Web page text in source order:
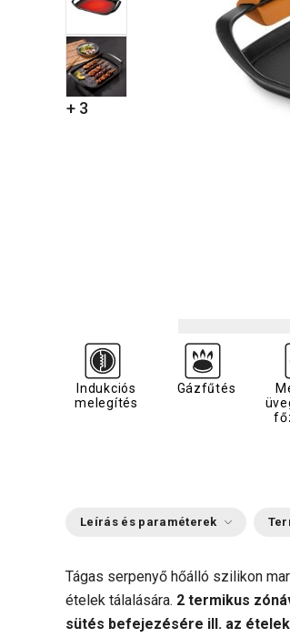
+ 3
Indukciós
melegítés
Gázfűtés
Leírás és paraméterek
Tágas serpenyő hőálló szilikon
ételek tálalására. 2 termikus
sütés befejezésére ill. az